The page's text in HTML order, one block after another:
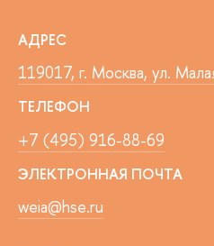
АДРЕС
119017, г. Москва, ул.
ТЕЛЕФОН
+7 (495) 916-88-69
ЭЛЕКТРОННАЯ ПОЧТА
weia@hse.ru